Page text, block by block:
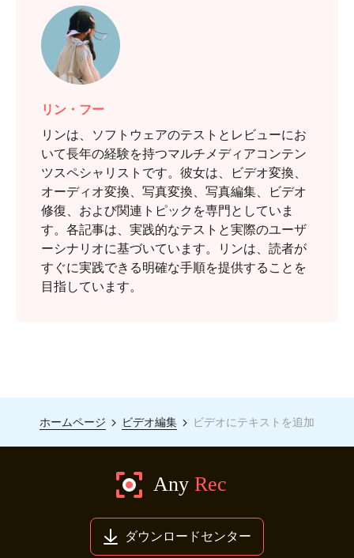
ステップ
3。
リン・フー
リンは、ソフトウェアのテストとレビューにお
いて長年の経験を持つマルチメディアコンテン
ツスペシャリストです。彼女は、ビデオ変換、
オーディオ変換、写真変換、写真編集、ビデオ
修復、および関連トピックを専門としていま
す。各記事は、実践的なテストと実際のユーザ
ーシナリオに基づいています。リンは、読者が
すぐに実践できる明確な手順を提供することを
目指しています。
ホームページ ビデオ編集 ビデオにテキストを追加
ダウンロードセンター